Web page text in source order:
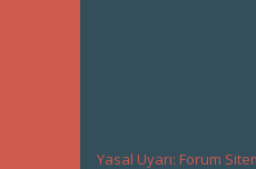
Yasal Uyarı: Forum